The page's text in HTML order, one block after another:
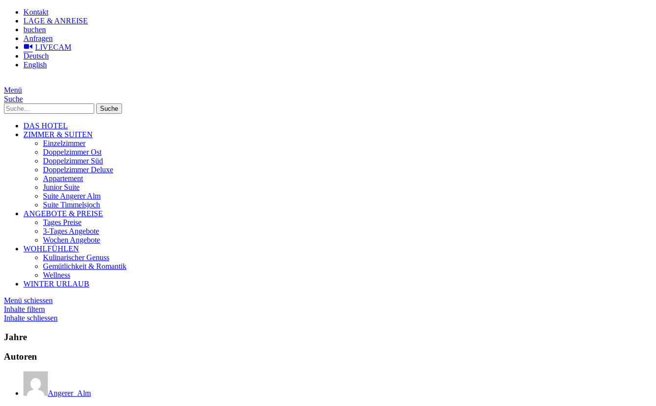
Kontakt
LAGE & ANREISE
buchen
Anfragen
LIVECAM
Deutsch
English
Menü
Suche
Suche
DAS HOTEL
ZIMMER & SUITEN
Einzelzimmer
Doppelzimmer Ost
Doppelzimmer Süd
Doppelzimmer Deluxe
Appartement
Junior Suite
Suite Angerer Alm
Suite Timmelsjoch
ANGEBOTE & PREISE
Tages Preise
3-Tages Angebote
Wochen Angebote
WOHLFÜHLEN
Kulinarischer Genuss
Gemütlichkeit & Romantik
Wellness
WINTER URLAUB
Menü schiessen
Inhalte filtern
Inhalte schliessen
Jahre
Autoren
Angerer_Alm